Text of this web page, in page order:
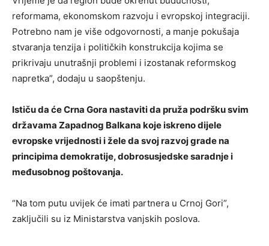
reformama, ekonomskom razvoju i evropskoj integraciji.
Potrebno nam je više odgovornosti, a manje pokušaja
stvaranja tenzija i političkih konstrukcija kojima se
prikrivaju unutrašnji problemi i izostanak reformskog
napretka”, dodaju u saopštenju.
Ističu da će Crna Gora nastaviti da pruža podršku svim
državama Zapadnog Balkana koje iskreno dijele
evropske vrijednosti i žele da svoj razvoj grade na
principima demokratije, dobrosusjedske saradnje i
međusobnog poštovanja.
“Na tom putu uvijek će imati partnera u Crnoj Gori”,
zaključili su iz Ministarstva vanjskih poslova.